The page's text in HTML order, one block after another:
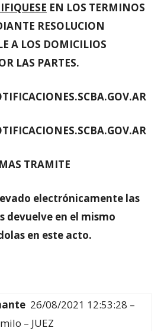
EN LOS TERMINOS
RESOLUCION
A LOS DOMICILIOS
LAS PARTES.
TRAMITE
electrónicamente las
devuelve en el mismo
en este acto.
26/08/2021 12:53:28 –
– JUEZ